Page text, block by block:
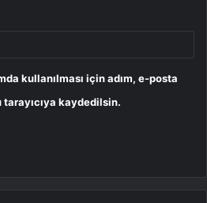
kullanılması için adım, e-posta
kaydedilsin.